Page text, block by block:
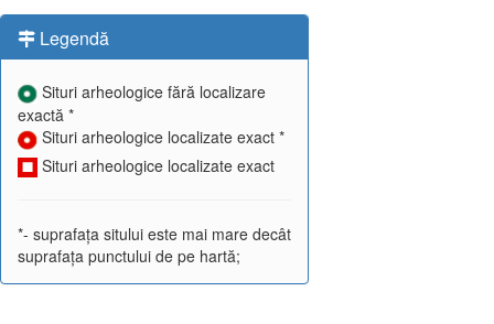
Legendă
Situri arheologice fără localizare
exactă *
Situri arheologice localizate exact *
Situri arheologice localizate exact
*- suprafața sitului este mai mare decât
suprafața punctului de pe hartă;